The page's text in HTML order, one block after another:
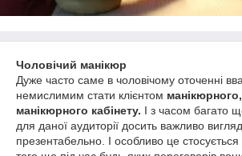
Чоловічий манікюр
Дуже часто саме в чоловічому оточенні
немислимим стати клієнтом
манікюрного кабінету. І з часом багато
для даної аудиторії досить важливо
презентабельно. І особливо це стосується